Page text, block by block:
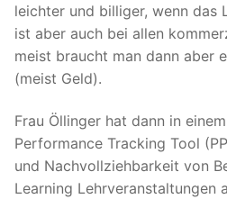
leichter und billiger, wenn das
ist aber auch bei allen
meist braucht man dann aber
(meist Geld).
Frau Öllinger hat dann in
Performance Tracking Tool
und Nachvollziehbarkeit von
Learning Lehrveranstaltungen